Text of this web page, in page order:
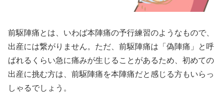
前駆陣痛とは、いわば本陣痛の予行練習のようなもので、
出産には繋がりません。ただ、前駆陣痛は「偽陣痛」と呼
ばれるくらい急に痛みが生じることがあるため、初めての
出産に挑む方は、前駆陣痛を本陣痛だと感じる方もいらっ
しゃるでしょう。